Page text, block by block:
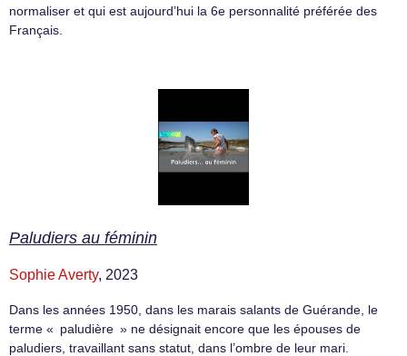
normaliser et qui est aujourd’hui la 6e personnalité préférée des
Français.
Paludiers au féminin
Sophie Averty, 2023
Dans les années 1950, dans les marais salants de Guérande, le
terme « paludière » ne désignait encore que les épouses de
paludiers, travaillant sans statut, dans l’ombre de leur mari.